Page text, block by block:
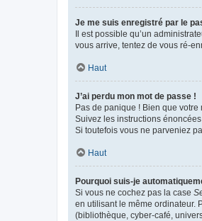
Je me suis enregistré par le
Il est possible qu’un
vous arrive, tentez de vous ré-
Haut
J’ai perdu mon mot de passe !
Pas de panique ! Bien que
Suivez les instructions
Si toutefois vous ne parveniez
Haut
Pourquoi suis-je
Si vous ne cochez pas la case
en utilisant le même ordinateur.
(bibliothèque, cyber-café,